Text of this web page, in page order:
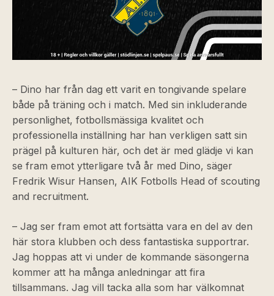
– Dino har från dag ett varit en tongivande spelare
både på träning och i match. Med sin inkluderande
personlighet, fotbollsmässiga kvalitet och
professionella inställning har han verkligen satt sin
prägel på kulturen här, och det är med glädje vi kan
se fram emot ytterligare två år med Dino, säger
Fredrik Wisur Hansen, AIK Fotbolls Head of scouting
and recruitment.
– Jag ser fram emot att fortsätta vara en del av den
här stora klubben och dess fantastiska supportrar.
Jag hoppas att vi under de kommande säsongerna
kommer att ha många anledningar att fira
tillsammans. Jag vill tacka alla som har välkomnat